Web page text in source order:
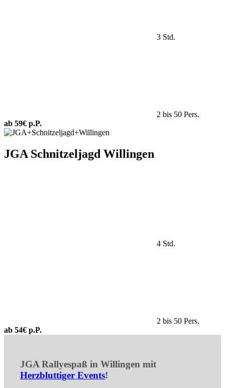
3 Std.
2 bis 50 Pers.
ab 59€ p.P.
JGA Schnitzeljagd Willingen
4 Std.
2 bis 50 Pers.
ab 54€ p.P.
JGA Rallyespaß in Willingen mit
Herzbluttiger Events!